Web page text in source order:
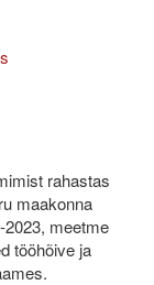
rahastas
maakonna
meetme
tööhõive ja